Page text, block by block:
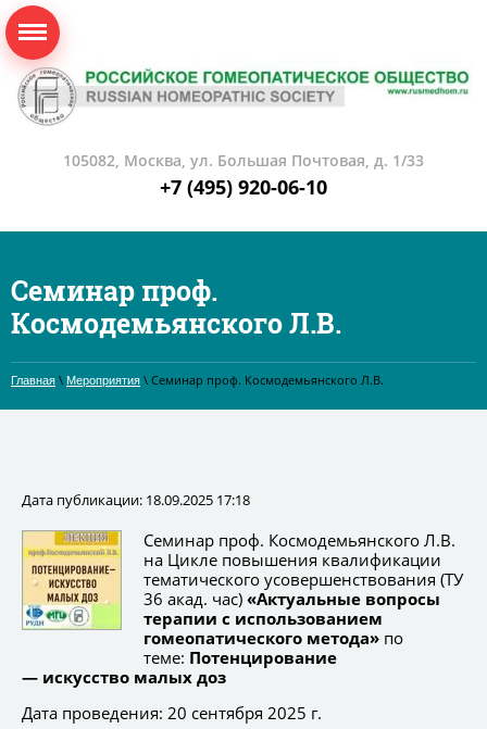
105082, Москва, ул. Большая Почтовая, д. 1/33
+7 (495) 920-06-10
Семинар проф.
Космодемьянского Л.В.
Главная \ Мероприятия \ Семинар проф. Космодемьянского Л.В.
Дата публикации: 18.09.2025 17:18
Семинар проф. Космодемьянского Л.В.
на Цикле повышения квалификации
тематического усовершенствования (ТУ
36 акад. час) «Актуальные вопросы
терапии с использованием
гомеопатического метода»по
теме: Потенцирование
— искусство малых доз
Дата проведения: 20 сентября 2025 г.